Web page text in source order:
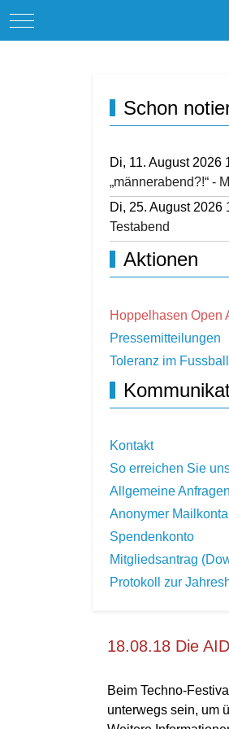
Mobile Menu Toggle
Schon
Di, 11. August 2026
„männerabend?!“ -
Di, 25. August 2026
Testabend
Aktionen
Hoppelhasen Open
Pressemitteilungen
Toleranz im Fussball
Kontakt
So erreichen Sie
Allgemeine Anfragen
Anonymer
Spendenkonto
Mitgliedsantrag
Protokoll zur
18.08.18 Die
Beim Techno-
unterwegs sein, um